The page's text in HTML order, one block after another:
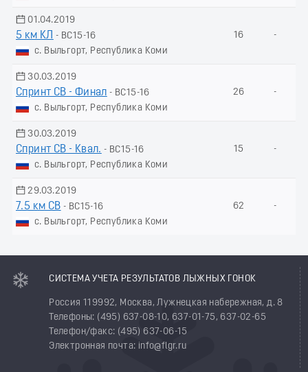
01.04.2019
5 км КЛ
- ВС15-16
с. Выльгорт, Республика Коми
16 -
30.03.2019
Спринт СВ - Финал - ВС15-16
с. Выльгорт, Республика Коми
26 -
30.03.2019
Спринт СВ - Квал. - ВС15-16
с. Выльгорт, Республика Коми
15 -
29.03.2019
7.5 км СВ - ВС15-16
с. Выльгорт, Республика Коми
62 -
СИСТЕМА УЧЕТА РЕЗУЛЬТАТОВ ЛЫЖНЫХ ГОНОК
Россия 119992, Москва, Лужнецкая набережная, д. 8
Телефоны: (495) 637-08-10, 637-01-75, 637-02-65
Телефон/факс: (495) 637-06-15
Электронная почта: info@flgr.ru